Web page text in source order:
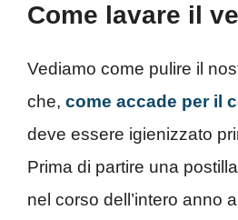
Come lavare il
Vediamo come pulire il
che, come accade per il
deve essere igienizzato
Prima di partire una
nel corso dell’intero anno